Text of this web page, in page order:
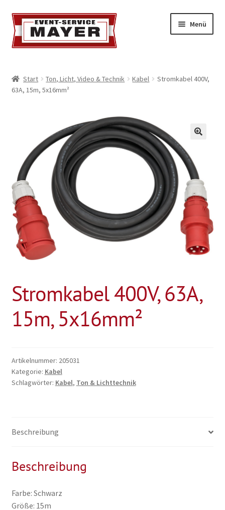
Menü
Event-Service
Standort & Öffnungszeiten
Impressionen
Kontakt & Feedback
Impressum
Geschäftsbedingungen
Start Ton, Licht, Video & Technik Kabel
Stromkabel 400V,
63A, 15m, 5x16mm²
Stromkabel 400V, 63A,
15m, 5x16mm²
Artikelnummer: 205031
Kategorie: Kabel
Schlagwörter: Kabel, Ton & Lichttechnik
Beschreibung
Beschreibung
Farbe: Schwarz
Größe: 15m